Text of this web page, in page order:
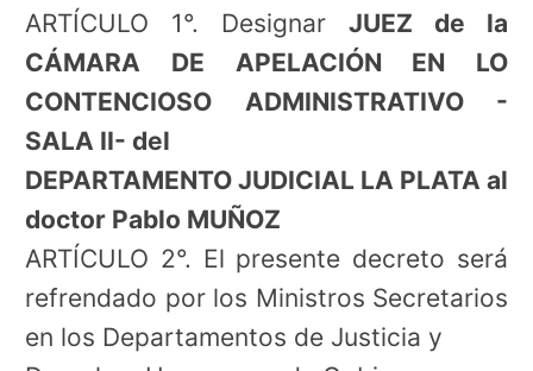
ARTÍCULO 1°. Designar JUEZ de la
CÁMARA DE APELACIÓN EN LO
CONTENCIOSO ADMINISTRATIVO -
SALA II- del
DEPARTAMENTO JUDICIAL LA PLATA al
doctor Pablo MUÑOZ
ARTÍCULO 2°. El presente decreto será
refrendado por los Ministros Secretarios
en los Departamentos de Justicia y